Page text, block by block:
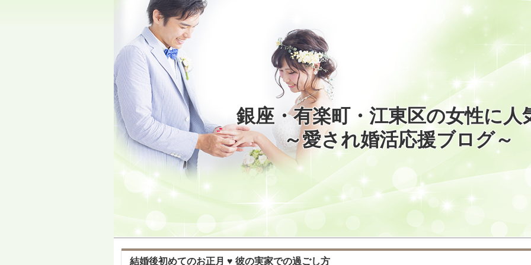
銀座・有楽町・江東区の女性に人
～愛され婚活応援ブログ～
結婚後初めてのお正月 ♥ 彼の実家での過ごし方